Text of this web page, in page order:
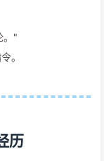
。"
。
历